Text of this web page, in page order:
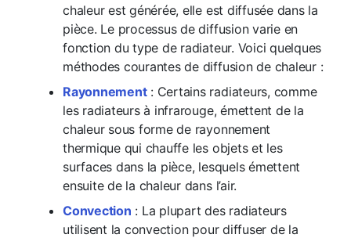
chaleur est générée, elle est diffusée dans la
pièce. Le processus de diffusion varie en
fonction du type de radiateur. Voici quelques
méthodes courantes de diffusion de chaleur :
Rayonnement: Certains radiateurs, comme
les radiateurs à infrarouge, émettent de la
chaleur sous forme de rayonnement
thermique qui chauffe les objets et les
surfaces dans la pièce, lesquels émettent
ensuite de la chaleur dans l’air.
Convection : La plupart des radiateurs
utilisent la convection pour diffuser de la